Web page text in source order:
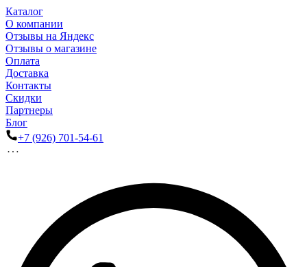
Каталог
О компании
Отзывы на Яндекс
Отзывы о магазине
Оплата
Доставка
Контакты
Скидки
Партнеры
Блог
+7 (926) 701-54-61